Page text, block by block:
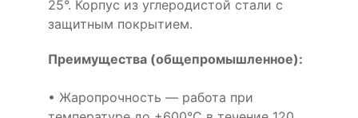
25°. Корпус из углеродистой стали с
защитным покрытием.
Преимущества (общепромышленное):
• Жаропрочность — работа при